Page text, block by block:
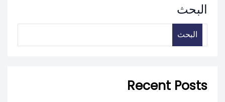
البحث
البحث
Recent Posts